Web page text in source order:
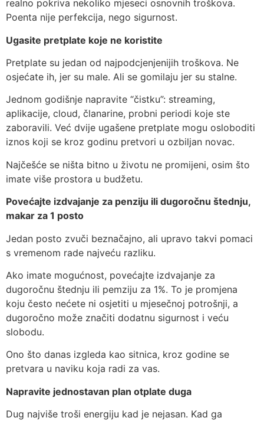
realno pokriva nekoliko mjeseci osnovnih troškova.
Poenta nije perfekcija, nego sigurnost.
Ugasite pretplate koje ne koristite
Pretplate su jedan od najpodcjenjenijih troškova. Ne
osjećate ih, jer su male. Ali se gomilaju jer su stalne.
Jednom godišnje napravite “čistku”: streaming,
aplikacije, cloud, članarine, probni periodi koje ste
zaboravili. Već dvije ugašene pretplate mogu osloboditi
iznos koji se kroz godinu pretvori u ozbiljan novac.
Najčešće se ništa bitno u životu ne promijeni, osim što
imate više prostora u budžetu.
Povećajte izdvajanje za penziju ili dugoročnu štednju,
makar za 1 posto
Jedan posto zvuči beznačajno, ali upravo takvi pomaci
s vremenom rade najveću razliku.
Ako imate mogućnost, povećajte izdvajanje za
dugoročnu štednju ili pemziju za 1%. To je promjena
koju često nećete ni osjetiti u mjesečnoj potrošnji, a
dugoročno može značiti dodatnu sigurnost i veću
slobodu.
Ono što danas izgleda kao sitnica, kroz godine se
pretvara u naviku koja radi za vas.
Napravite jednostavan plan otplate duga
Dug najviše troši energiju kad je nejasan. Kad ga